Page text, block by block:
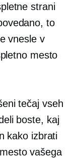
strani
to
vnesle v
mesto
tečaj vseh
boste, kaj
kako izbrati
vašega